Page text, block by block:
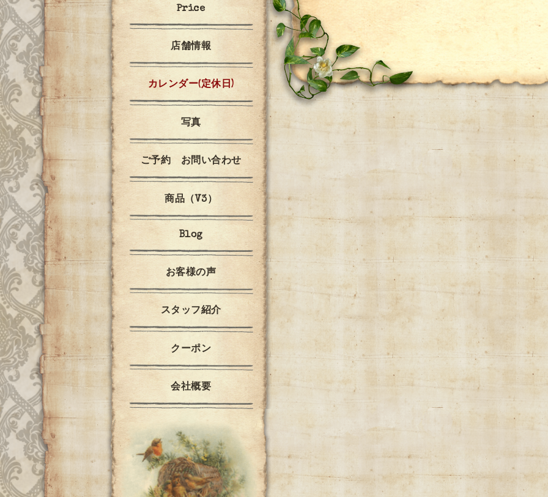
Price
店舗情報
カレンダー(定休日)
写真
ご予約 お問い合わせ
商品（V3）
Blog
お客様の声
スタッフ紹介
クーポン
会社概要